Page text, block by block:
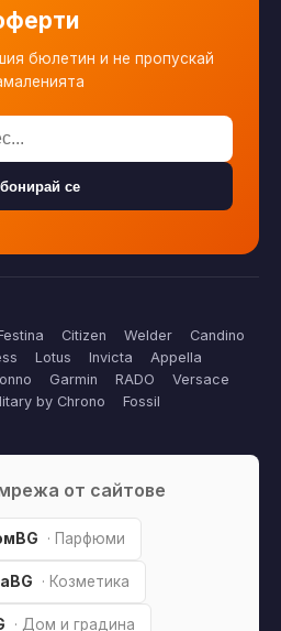
бюлетин и не пропускай
се
Citizen Welder
Candino
Lotus Invicta
Appella
Garmin RADO
Versace
by Chrono Fossil
от сайтове
· Парфюми
· Козметика
· Дом и градина